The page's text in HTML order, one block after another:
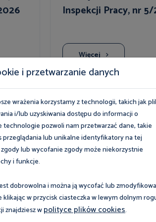
Inspekcji Pracy, nr
Więcej
Wydarzenia
8 sierpnia 2026
i przetwarzanie danych
wrażenia korzystamy z technologii, takich jak
i/lub uzyskiwania dostępu do informacji o
technologie pozwoli nam przetwarzać dane, takie
przeglądania lub unikalne identyfikatory na tej
lub wycofanie zgody może niekorzystnie
i funkcje.
dobrowolna i można ją wycofać lub
w przycisk ciasteczka w lewym dolnym
znajdziesz wpolityce plików cookies.